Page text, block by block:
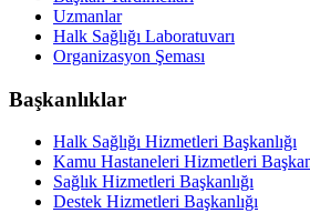
Uzmanlar
Halk Sağlığı Laboratuvarı
Organizasyon Şeması
Başkanlıklar
Halk Sağlığı Hizmetleri Başkanlığı
Kamu Hastaneleri Hizmetleri
Sağlık Hizmetleri Başkanlığı
Destek Hizmetleri Başkanlığı